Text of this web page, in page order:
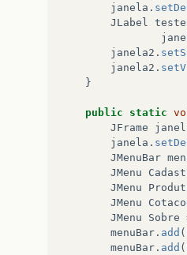
janela .
JLabel teste
janela2 .
janela2 .
}
public static
JFrame
janela .
JMenuBar
JMenu
JMenu
JMenu
JMenu
Sobre
menuBar . add (
menuBar . add (